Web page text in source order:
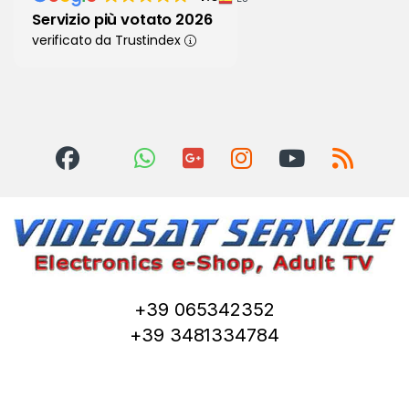
Servizio più votato 2026
verificato da Trustindex
+39 065342352
+39 3481334784